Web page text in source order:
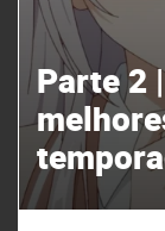
Parte 2